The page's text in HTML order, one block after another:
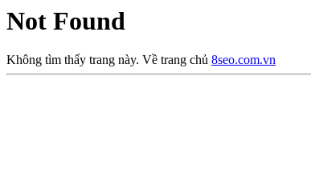
Not Found
Không tìm thấy trang này. Về trang chủ 8seo.com.vn